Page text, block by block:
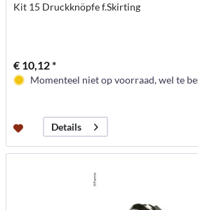
Kit 15 Druckknöpfe f.Skirting
€ 10,12 *
Momenteel niet op voorraad, wel te
Details